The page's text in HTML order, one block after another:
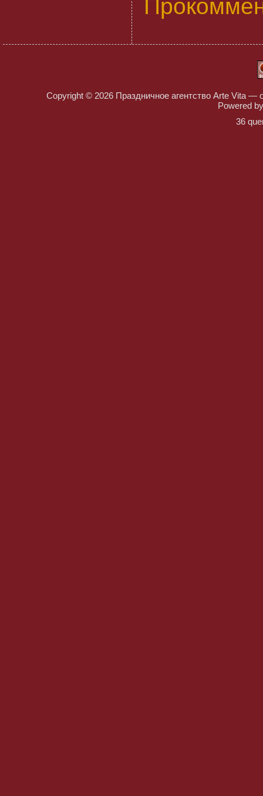
Copyright © 2026 Праздничное агентство Arte Vita —
Powered
36